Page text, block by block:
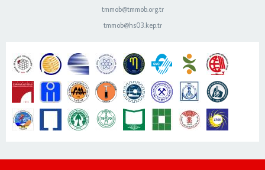
tmmob@tmmob.org.tr
tmmob@hs03.kep.tr